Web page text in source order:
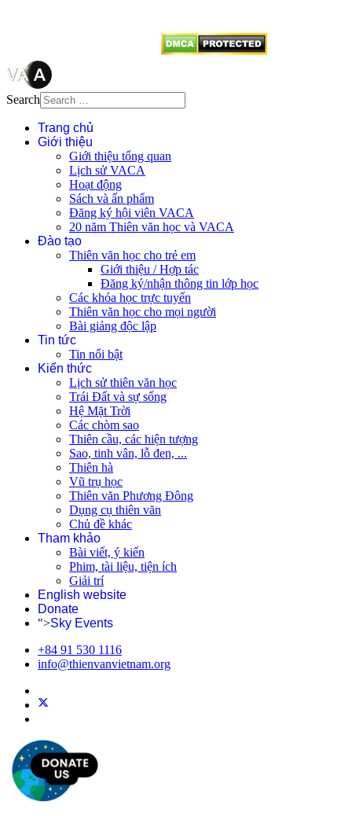
Search
Trang chủ
Giới thiệu
Giới thiệu tổng quan
Lịch sử VACA
Hoạt động
Sách và ấn phẩm
Đăng ký hội viên VACA
20 năm Thiên văn học và VACA
Đào tạo
Thiên văn học cho trẻ em
Giới thiệu / Hợp tác
Đăng ký/nhận thông tin lớp học
Các khóa học trực tuyến
Thiên văn học cho mọi người
Bài giảng độc lập
Tin tức
Tin nổi bật
Kiến thức
Lịch sử thiên văn học
Trái Đất và sự sống
Hệ Mặt Trời
Các chòm sao
Thiên cầu, các hiện tượng
Sao, tinh vân, lỗ đen, ...
Thiên hà
Vũ trụ học
Thiên văn Phương Đông
Dụng cụ thiên văn
Chủ đề khác
Tham khảo
Bài viết, ý kiến
Phim, tài liệu, tiện ích
Giải trí
English website
Donate
">Sky Events
+84 91 530 1116
info@thienvanvietnam.org